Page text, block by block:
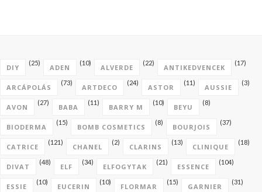
DIY
(25)
ADEN
(10)
ALVERDE
(22)
ANTIKEDVENCEK
(17)
ARCÁPOLÁS
(73)
ARTDECO
(24)
ASTOR
(11)
AUSSIE
(3)
AVON
(27)
BABA
(11)
BARRY M
(10)
BEYU
(8)
BIODERMA
(15)
BOMB COSMETICS
(8)
BOURJOIS
(37)
CATRICE
(121)
CHANEL
(2)
CLARINS
(13)
CLINIQUE
(18)
DIVAT
(48)
ELF
(34)
ELFOGYTAK
(21)
ESSENCE
(104)
ESSIE
(10)
EUCERIN
(10)
FLORMAR
(15)
GARNIER
(31)